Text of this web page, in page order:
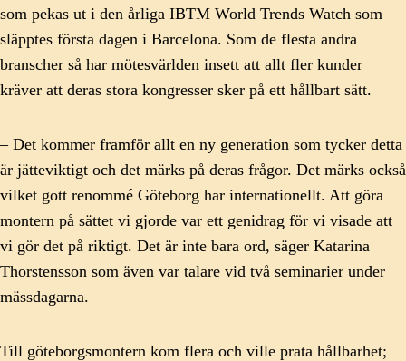
som pekas ut i den årliga IBTM World Trends Watch som
släpptes första dagen i Barcelona. Som de flesta andra
branscher så har mötesvärlden insett att allt fler kunder
kräver att deras stora kongresser sker på ett hållbart sätt.
– Det kommer framför allt en ny generation som tycker detta
är jätteviktigt och det märks på deras frågor. Det märks också
vilket gott renommé Göteborg har internationellt. Att göra
montern på sättet vi gjorde var ett genidrag för vi visade att
vi gör det på riktigt. Det är inte bara ord, säger Katarina
Thorstensson som även var talare vid två seminarier under
mässdagarna.
Till göteborgsmontern kom flera och ville prata hållbarhet;